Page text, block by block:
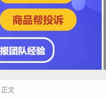
正文